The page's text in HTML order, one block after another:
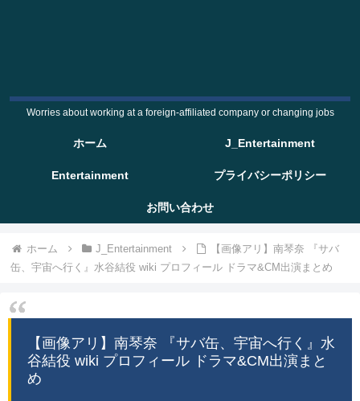
Worries about working at a foreign-affiliated company or changing jobs
ホーム J_Entertainment
Entertainment プライバシーポリシー
お問い合わせ
ホーム J_Entertainment
【画像アリ】南琴奈 『サバ
缶、宇宙へ行く』水谷結役 wiki プロフィール ドラマ&CM出演まとめ
【画像アリ】南琴奈 『サバ缶、宇宙へ行く』水
谷結役 wiki プロフィール ドラマ&CM出演まと
め